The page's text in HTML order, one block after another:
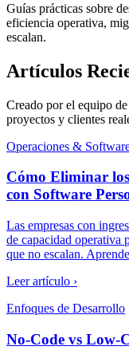
Guías prácticas sobre
eficiencia operativa,
escalan.
Artículos
Creado por el equipo
proyectos y clientes
Operaciones &
Cómo Eliminar
con Software
Las empresas con
de capacidad operativa
que no escalan.
Leer artículo ›
Enfoques de Desarrollo
No-Code vs Low-